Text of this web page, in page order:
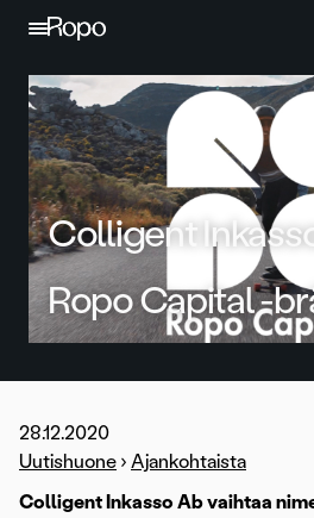
Jatka sisältöön
Colligent
Ropo Capital -
28.12.2020
Uutishuone › Ajankohtaista
Colligent Inkasso Ab vaihtaa